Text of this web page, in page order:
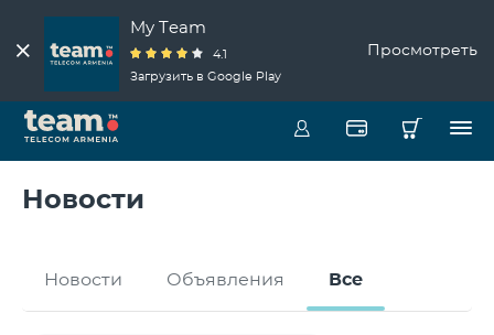
My Team
4.1
Загрузить в Google Play
Просмотреть
Новости
Новости Объявления Все